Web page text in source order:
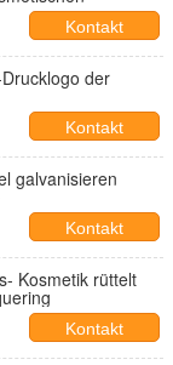
Kontakt
der
Kontakt
galvanisieren
Kontakt
Kosmetik rüttelt
Kontakt